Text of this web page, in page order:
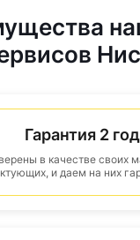
Гарантия 2
в качестве своих
и даем на них